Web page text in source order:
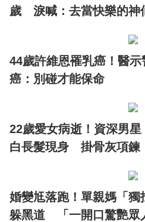
歲 淚喊：去當快樂的神
44歲許維恩罹乳癌！醫
癌：別碰才能保命
22歲愛女病逝！資深男
白長髮現身 掛骨灰項鍊
婚變尪落跑！單親媽「獨
躲黑道 「一開口驚艷眾